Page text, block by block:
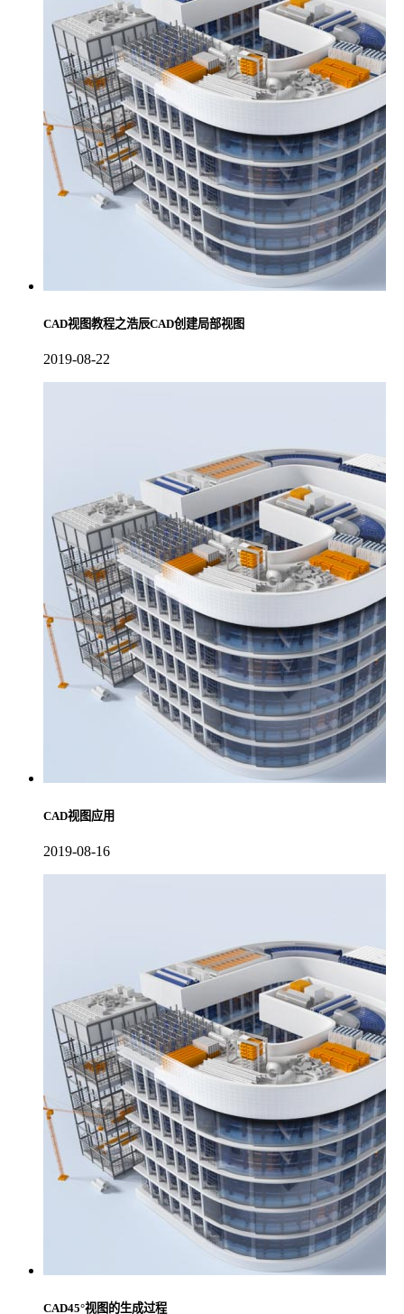
CAD视图教程之浩辰CAD创建局部视图
2019-08-22
CAD视图应用
2019-08-16
CAD45°视图的生成过程